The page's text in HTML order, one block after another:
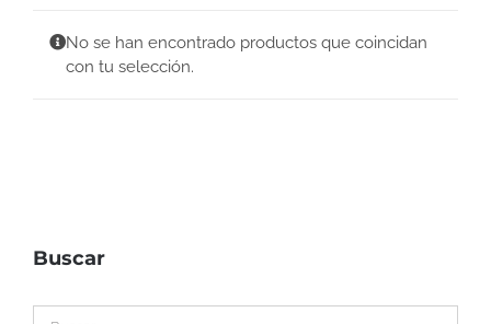
No se han encontrado productos que coincidan
con tu selección.
Buscar